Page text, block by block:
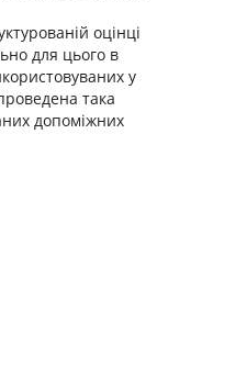
оцінці
для цього в
у
така
допоміжних